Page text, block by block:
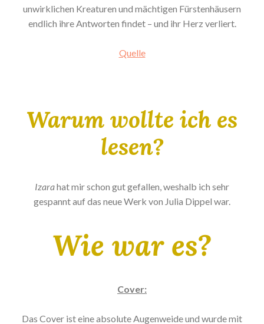
unwirklichen Kreaturen und mächtigen Fürstenhäusern
endlich ihre Antworten findet – und ihr Herz verliert.
Quelle
Warum wollte ich es
lesen?
Izarahat mir schon gut gefallen, weshalb ich sehr
gespannt auf das neue Werk von Julia Dippel war.
Wie war es?
Cover:
Das Cover ist eine absolute Augenweide und wurde mit